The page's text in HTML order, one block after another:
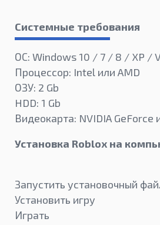
Системные требования
ОС: Windows 10 / 7 / 8 / XP /
Процессор: Intel или AMD
ОЗУ: 2 Gb
HDD: 1 Gb
Видеокарта: NVIDIA GeForce
Установка Roblox на
Запустить установочный
Установить игру
Играть